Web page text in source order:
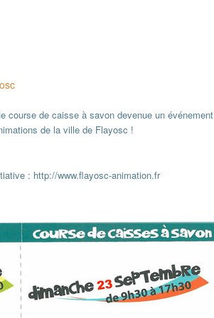
course de caisse à savon devenue un événement
de la ville de Flayosc !
: http://www.flayosc-animation.fr